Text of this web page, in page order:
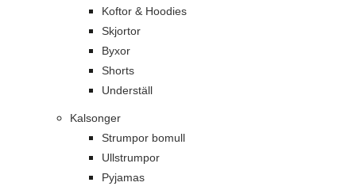
Koftor & Hoodies
Skjortor
Byxor
Shorts
Underställ
Kalsonger
Strumpor bomull
Ullstrumpor
Pyjamas